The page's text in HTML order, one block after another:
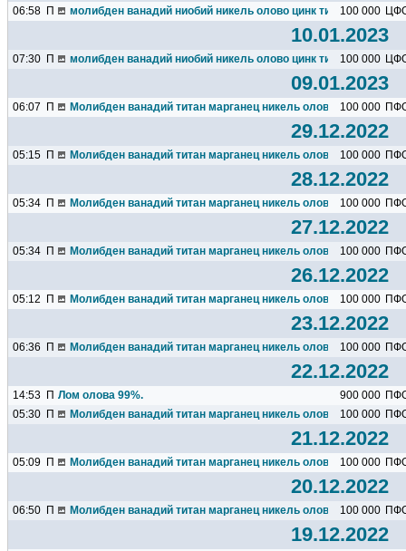
06:58 П молибден ванадий ниобий никель олово цинк титан марганец
100 000
10.01.2023
07:30 П молибден ванадий ниобий никель олово цинк титан марганец
100 000
09.01.2023
06:07 П Молибден ванадий титан марганец никель олово кремний
100 000
29.12.2022
05:15 П Молибден ванадий титан марганец никель олово кремний
100 000
28.12.2022
05:34 П Молибден ванадий титан марганец никель олово кремний
100 000
27.12.2022
05:34 П Молибден ванадий титан марганец никель олово кремний
100 000
26.12.2022
05:12 П Молибден ванадий титан марганец никель олово кремний
100 000
23.12.2022
06:36 П Молибден ванадий титан марганец никель олово кремний
100 000
22.12.2022
14:53 П Лом олова 99%. 900 000
05:30 П Молибден ванадий титан марганец никель олово кремний
100 000
21.12.2022
05:09 П Молибден ванадий титан марганец никель олово кремний
100 000
20.12.2022
06:50 П Молибден ванадий титан марганец никель олово кремний
100 000
19.12.2022